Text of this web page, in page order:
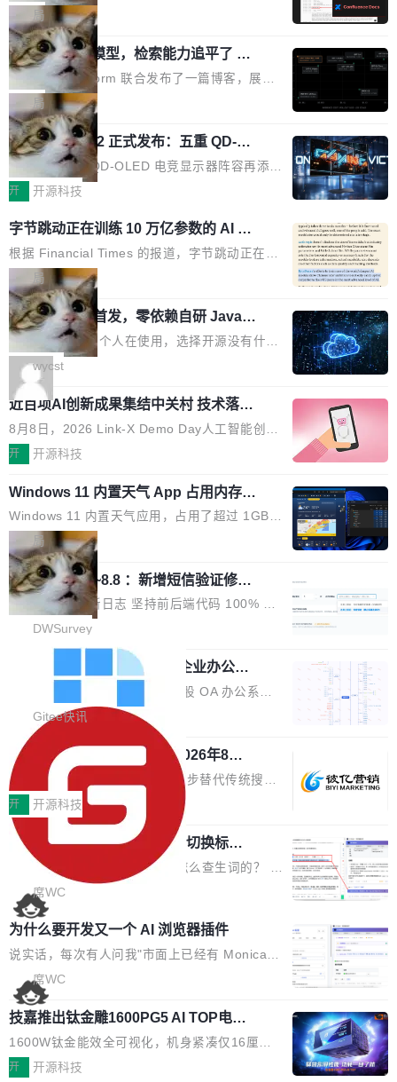
术上正确、但方向完...
个环形路线，因为芯片制造需要把光刻流程重复
大约 60 次，每次一层。动画里简化为 4 圈。 整
个项目只有一个 HTML 文件。没有构建步骤，没
有依赖，没有网络请求。屏幕上每个形状都是 C
anvas 上纯手...
的开源项目死了。Google 把越来越多的核心功
能从 AOSP 移到了闭源的 Google Play Service
s 里，设备树和内核源码被厂商锁死，你能看到
代码但你改不了，改了也刷不进去。 为什么 AO
SP 不够用了 Runarcn 列举了几条他离开 Andro
id 的具体理由： Google Pla...
回复
Atlassian 的 AI agent Rovo 存在严重的数据泄
露漏洞：攻击者可以通过 indirect prompt inject
ion（间接提示注入）窃取整个 Atlassian 租户内
的 Jira 工单和 Confluence 文档，全程不需要任
何人工审批。 更值得注意的是，这个漏洞在 5
月 23 日就报告给了 Atlassian，两个多月过去
了，公司除了表示"感谢"并分配了一个 case nu
mber 之外，再没有任何实质性回应。Rovo 至
今仍处于漏洞未修复状态。 攻击链路 攻击链并
不复杂。 受害者给 Rovo 提了一个正...
局
一个 4B 开源模型，检索能力追平了 G
PT-5.6 Sol，成本降到 1/100
Neon 和 Castform 联合发布了一篇博客，展示
了一个惊人的结果：一个 4B 参数的开源模型，
经过 RL 后训练之后，在检索任务上的准确率追
平了 GPT-5.6 Sol，但每次请求的成本只有对方
的 1/100。 具体来说，GPT-5.6 Sol 做一次典型
的多轮搜索请求需要超过 10 秒，端到端成本约
来说，这个速度和成本都"高得让人没法用"。而
4B 开源模型在推理速度上快了几个数量级，成
本低了两三个数量级。 问题在于，小模型开箱即
用时的检索能力确实远不如闭源前沿模型。差距
在哪？就在 RL 后训练。 从 RAG 到 agentic...
局
技嘉 GO27Q32 正式发布：五重 QD-OL
ED 面板加持，320Hz 极速与影院级画
面兼得
技嘉科技旗下 QD-OLED 电竞显示器阵容再添旗
舰新作。GO27Q32 将于 2026 年 9 月 15 日正
nta Tandem 五重发光架构为核心，为高端玩家
打造速度与画质不妥协的沉浸体验。 GO27Q32
搭载三星最新 QD-OLED 面板，采用 5 层串联
式发光结构，并装配全新 ObsidianShield 抗反
射镀膜，黑阶表现提升可达40%，并将表面硬度
由2H升級至3H，画面对比度与强度都提升的同
时还具有 320Hz 刷新率与 0.03ms GTG 灰阶响
应时间，从源头消除拖影与动态模糊。 1.突破 O
LED 画质局限，暗部细节...
开 开源科技
字节跳动正在训练 10 万亿参数的 AI 模
型
根据 Financial Times 的报道，字节跳动正在训
练一个 10 万亿参数的 AI 模型，目前处于预训练
阶段。 10 万亿是什么概念？Anthropic 目前最
大的模型 Mythos 5 约 8 万亿参数。DeepSeek
V4-Pro 是 1.6 万亿。月之暗面的 Kimi K3 是 2.
8 万亿。美团 LongCat-2.0 是 1.6 万亿。字节
跳动的这个未命名模型，直接跳到了 10 万亿。
预训练通常需要 3 到 6 个月，之后还有微调阶
段。按这个时间线，最早可能在 2026 年底或 2
027 年初发布。 这个节点很微妙。Anthropic 刚
在 5 月发布了 Mythos 5...
局
wastnet 开源首发，零依赖自研 Java H
TTP/2 框架，性能对标 Undertow !
这个项目一直是个人在使用，选择开源没有什么
动机理由，就是想开源了，如果非要说一个，那
就是它多少弥补了国产 Java 自研 HTTP/2 框架
这块空白——放眼国产 Java 生态，能拿出手的
HTTP/2 网络框架，要么闭源，要么底层建立在
Netty 之上，真正自研的 Java 实现几乎没有。
wastnet 是一款完全自研、零第三方依赖的轻量
级 Java 网络应用框架，核心基于 JDK 原生 NI
O 构建 Reactor 多路复用模型，不依赖 Netty、
Tomcat 等任何第三方网络库。其 HTTP/2 协议
栈从 HPACK、Huffman 到 ALPN 均为自主实
现，在基准测试中与 Un...
wycst
近百项AI创新成果集结中关村 技术落地
与产业迭代提速
8月8日，2026 Link-X Demo Day人工智能创新
项目展在北京中关村举办。本次活动由星连资
业、学术、投资人士，集中展出近百项覆盖AI芯
片、算力、模型、应用全链条创新项目，聚焦AI
技术产业化落地与资本对接，呈现当前国内AI前
沿技术突破与商业化最新进展。 活动围绕AI学术
研究与产业落地融合展开多维度研讨。星连资本
创始合伙人张鸣晨表示，AI产业化是长期产融结
合过程，早期优质技术项目需持续资本与产业资
者、产业专家、投资人围绕AI前沿技术瓶颈、行
业固有认知重构等议题展开跨界对话，聚焦行业
真实痛点与突破方向...
开 开源科技
Windows 11 内置天气 App 占用内存超
过 1GB
Windows 11 内置天气应用，占用了超过 1GB
内存。 Notebookcheck 的测试发现这个数字
时，反复确认了多次。不是 100MB，不是 500
MB，是 1 个 G。一个显示天气的应用。 Windo
ws 内置应用臃肿早就是老话题了，但一款天气
应用占用内存就超过 1G 还是过于离谱——问题
个嵌在 Edge WebView 里的网页。它不是一个
「应用」，它是一个运行在浏览器引擎里的网
页，外面套了一层 Windows 的壳。 WebView2
本身就是个内存大户。它加载了完整的 Edge 渲
染引擎，包括 JavaScript 引擎...
局
调问更新7.26~8.8 ：新增短信验证修
改，考试能力升级
DWSurvey 更新日志 坚持前后端代码 100% 开
源助力企业建设自主可控的问卷调研系统 官网地
址www.diaowen.net ➔ 源码下载Gitee 仓库 ➔
本次更新新增短信验证修改已答问卷功能，提升
答卷安全性；同时升级考试能力，完善填空题判
分、防切屏等功能体验，并优化多项产品细节，
提升整体使用体验。 新增功能 01. 新增验证手
机号后查看、修改已答问卷功能 02. 新增填空题
判分功能 03. 添加协作管理员支持树形结构选择
体验优化与修复 •页面与体验优化 优化工作台首
页 UI 展示效果，提升页面使用体验。 优化防切
屏提醒规则，调整为每次切屏均触发提示，提升
考试规范性。 优化登录状...
DWSurvey
勾股 OA v6.0.2 已经发布，企业办公系
勾股 OA v6.0.2 已经发布。 勾股 OA 办公系统
是一款简单实用的开源的企业办公系统。系统集
成了系统设置、附件管理、人事管理、行政管
理、消息管理、资产管理、企业公告、知识网
盘、审批流程设置、办公审批、工作计划、工作
汇报、工作日志、日常办公、财务管理、客户管
理、合同管理、项目管理、任务管理等功能模
块。系统简约，易于功能扩展，方便二次开发，
可以用来做日常 OA，CRM，ERP，业务管理等
系统。 勾股OA6.0.2版本主要是对勾股OA 6第
一个大版本发布的部分功能细节优化和bug问题
修复的版本，具体更新日志如下： 1、补全新版
本的各个审批类型的审批单导出 2、优化各个审
Gitee快讯
942亿赛道如何选对伙伴？2026年8月G
EO公司推荐
当DeepSeek、豆包等大模型逐步替代传统搜索
成为用户获取信息的主要入口,品牌竞争的逻辑变
了:不再是争抢关键词排名,而是想办法进入AI脱
口而出的那个答案。"GEO公司推荐"这个搜索词
背后,折射的是企业面对新兴服务赛道时的集体困
惑——该信谁、看什么、怎么选。 据易观分析
《中国GEO市场产业图谱》数据,2026年中国GE
O行业规模预计达942亿元,同比增长169.7%。G
artner同期预测,传统搜索引擎访问量年内将下滑
25%,AI载体流量占比突破40%;埃森哲2025年中
国消费者调研则指出,37%的用户在有明确购买需
求时倾向于先问AI。几组数据指向一致:GEO已
从营销"加分项"变成品牌在AI时...
开 开源科技
任意网页划词 AI 问答：不用切换标签页
的效率秘诀
看英文技术文档的时候，你是怎么查生词的？ 我
猜大多数人的流程是：选中单词 → Ctrl+C → 切
到翻译标签页 → Ctrl+V → 看翻译 → 切回原
文。遇到不懂的代码片段，再切到 ChatGPT 问
一下。来回切换几次，思路早断了。 今天介绍的
开源 Chrome 扩展 AI Helper，有一个划词浮动
工具栏功能，能让你在任意网页选中文本就直接
用 AI，完全不用切换标签页。 划词工具栏是什
么 安装 AI Helper 后，在任意网页选中文本，选
区旁边会自动浮现一个工具栏： 工具 功能 典型
席WC
为什么要开发又一个 AI 浏览器插件
说实话，每次有人问我"市面上已经有 Monica、
Sider、Copilot for Chrome 这些 AI 浏览器插件
了，你为什么还要再做一个"，我都觉得这个问题
问得好。 因为我自己也是从用户变成开发者的。
现有产品的天花板 我用过不少 AI 浏览器插件。
刚开始觉得都挺好——选中一段文字，弹出解
席WC
技嘉推出钛金雕1600PG5 AI TOP电
源：为发烧级主机与本地AI算力打造旗
舰供电方案
1600W钛金能效全可视化，机身紧凑仅16厘米
继2026台北电脑展首度亮相后，技嘉科技近日正
开 开源科技